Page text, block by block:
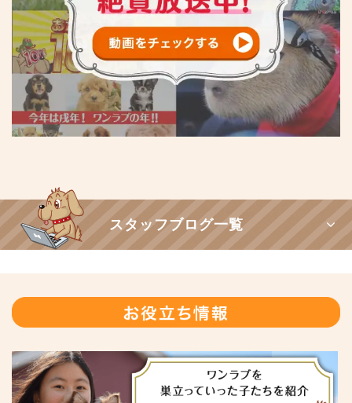
スタッフブログ一覧